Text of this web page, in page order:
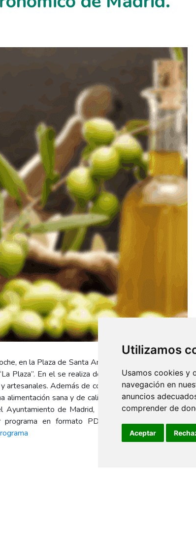
Utilizamos
Usamos cookies y
navegación en
anuncios
comprender de
Aceptar
en la Plaza de Santa Ana de Madrid, se celebra la
Plaza”. En el se realiza degustación y venta directa
artesanales. Además de cocina en directo y de autor,
alimentación sana y de calidad. Organiza y promueve
Ayuntamiento de Madrid, la Academia Española de
en formato PDF Para más información: